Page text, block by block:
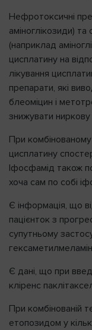
Нефротоксичні
аміноглікозиди) та
(наприклад
цисплатину на
лікування
препарати, які
блеоміцин і
знижувати ниркову
При
цисплатину
Іфосфамід також
хоча сам по собі
Є інформація, що
пацієнток з
супутньому
Є дані, що при
кліренс
При комбінованій
етопозидом у